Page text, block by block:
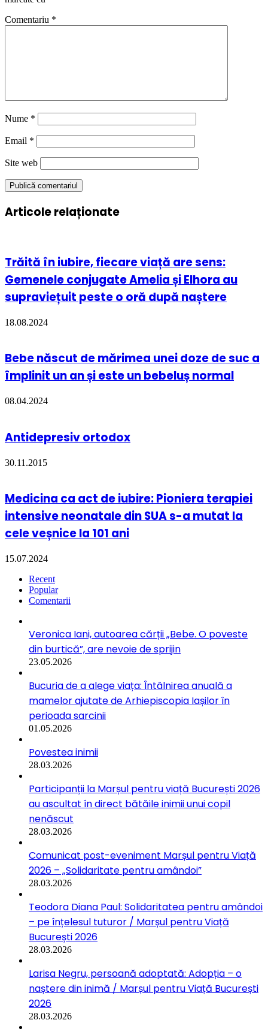
Comentariu *
Nume *
Email *
Site web
Articole relaționate
Trăită în iubire, fiecare viață are sens:
Gemenele conjugate Amelia și Elhora au
supraviețuit peste o oră după naștere
18.08.2024
Bebe născut de mărimea unei doze de suc a
împlinit un an și este un bebeluș normal
08.04.2024
Antidepresiv ortodox
30.11.2015
Medicina ca act de iubire: Pioniera terapiei
intensive neonatale din SUA s-a mutat la
cele veșnice la 101 ani
15.07.2024
Recent
Popular
Comentarii
Veronica Iani, autoarea cărții „Bebe. O poveste
din burtică”, are nevoie de sprijin
23.05.2026
Bucuria de a alege viața: Întâlnirea anuală a
mamelor ajutate de Arhiepiscopia Iașilor în
perioada sarcinii
01.05.2026
Povestea inimii
28.03.2026
Participanții la Marșul pentru viață București 2026
au ascultat în direct bătăile inimii unui copil
nenăscut
28.03.2026
Comunicat post-eveniment Marșul pentru Viață
2026 – „Solidaritate pentru amândoi”
28.03.2026
Teodora Diana Paul: Solidaritatea pentru amândoi
– pe înțelesul tuturor / Marșul pentru Viață
București 2026
28.03.2026
Larisa Negru, persoană adoptată: Adopția – o
naștere din inimă / Marșul pentru Viață București
2026
28.03.2026